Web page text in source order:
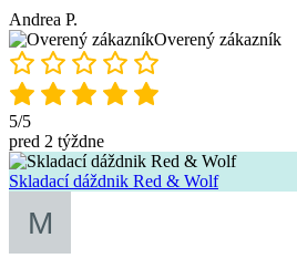
Andrea P.
Overený zákazník
5/5
pred 2 týždne
Skladací dáždnik Red & Wolf